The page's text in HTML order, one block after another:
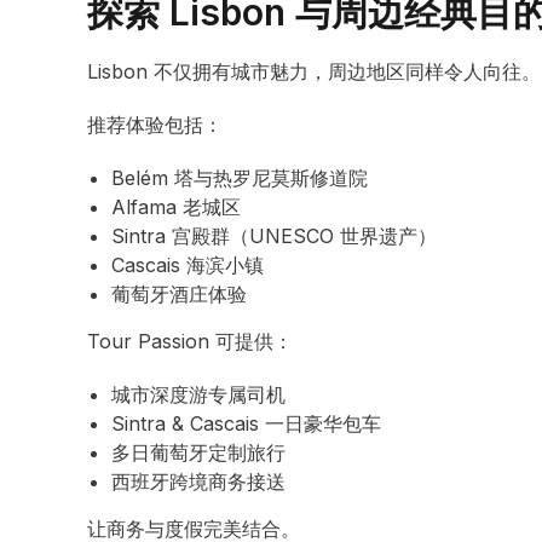
探索 Lisbon 与周边经典目
Lisbon 不仅拥有城市魅力，周边地区同样令人向往。
推荐体验包括：
Belém 塔与热罗尼莫斯修道院
Alfama 老城区
Sintra 宫殿群（UNESCO 世界遗产）
Cascais 海滨小镇
葡萄牙酒庄体验
Tour Passion 可提供：
城市深度游专属司机
Sintra & Cascais 一日豪华包车
多日葡萄牙定制旅行
西班牙跨境商务接送
让商务与度假完美结合。